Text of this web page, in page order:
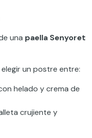
una paella Senyoret
un postre entre:
helado y crema de
crujiente y